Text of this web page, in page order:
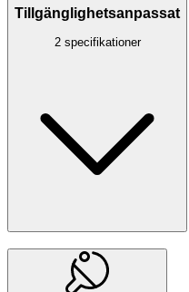
Tillgänglighetsanpassat
2 specifikationer